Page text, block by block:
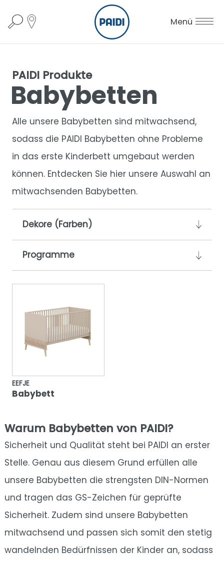
Menü
PAIDI Produkte
Babybetten
Alle unsere Babybetten sind mitwachsend,
sodass die PAIDI Babybetten ohne Probleme
in das erste Kinderbett umgebaut werden
können. Entdecken Sie hier unsere Auswahl an
mitwachsenden Babybetten.
Dekore (Farben)
Programme
EEFJE
Babybett
Warum Babybetten von PAIDI?
Sicherheit und Qualität steht bei PAIDI an erster
Stelle. Genau aus diesem Grund erfüllen alle
unsere Babybetten die strengsten DIN-Normen
und tragen das GS-Zeichen für geprüfte
Sicherheit. Zudem sind unsere Babybetten
mitwachsend und passen sich somit den stetig
wandelnden Bedürfnissen der Kinder an, sodass